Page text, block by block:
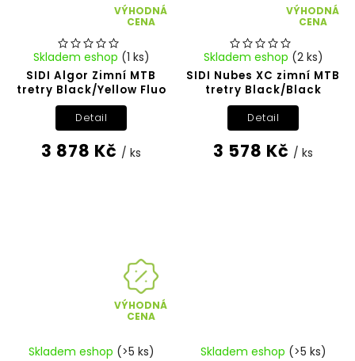
VÝHODNÁ
CENA
SIDI Algor Zimní MTB
tretry Black/Yellow Fluo
Skladem eshop (1 ks)
3 878 Kč / ks
Detail
VÝHODNÁ
CENA
SIDI Nubes XC zimní MTB
tretry Black/Black
Skladem eshop (2 ks)
3 578 Kč / ks
Detail
VÝHODNÁ
CENA
Skladem eshop (>5 ks) Skladem eshop (>5 ks)